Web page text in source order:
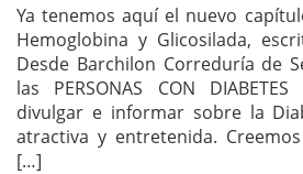
Ya tenemos aquí el nuevo
Hemoglobina y Glicosilada,
Desde Barchilon Correduría de
las PERSONAS CON
divulgar e informar sobre la
atractiva y entretenida.
[…]